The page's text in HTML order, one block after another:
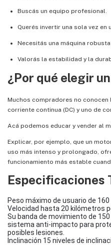
Buscás un equipo profesional.
Querés invertir una sola vez en
Necesitás una máquina
Valorás la estabilidad y la
¿Por qué elegir
Muchos compradores no
corriente continua (DC) y uno de
Acá podemos educar y vender al
Explicar, por ejemplo, que un
uso más intenso y prolongado,
funcionamiento más estable
Especificaciones
Peso máximo de usuario de 160
Velocidad hasta 20 kilómetros
Su banda de movimiento de
sistema anti-impacto para
posibles lesiones.
Inclinación 15 niveles de